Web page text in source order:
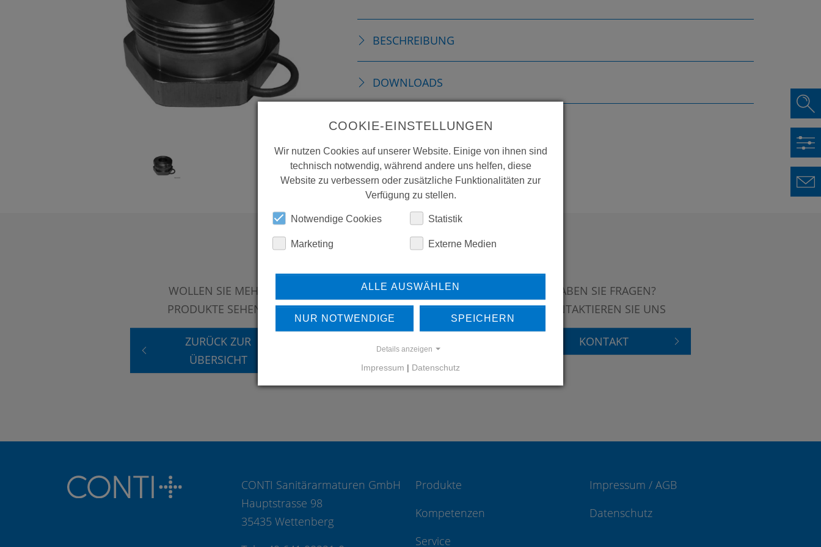
BESCHREIBUNG
DOWNLOADS
WOLLEN SIE MEHR
PRODUKTE SEHEN?
ZURÜCK ZUR
ÜBERSICHT
ERFAHREN SIE MEHR ÜBER
UNSERE REFERENZEN
HABEN SIE FRAGEN?
KONTAKTIEREN SIE UNS
KONTAKT
CONTI Sanitärarmaturen GmbH
Hauptstrasse 98
35435 Wettenberg
Produkte
Kompetenzen
Service
Impressum / AGB
Datenschutz
COOKIE-EINSTELLUNGEN
Wir nutzen Cookies auf unserer Website. Einige von ihnen sind
technisch notwendig, während andere uns helfen, diese
Website zu verbessern oder zusätzliche Funktionalitäten zur
Verfügung zu stellen.
Notwendige Cookies Statistik
Marketing Externe Medien
ALLE AUSWÄHLEN
NUR NOTWENDIGE SPEICHERN
Details anzeigen
Impressum | Datenschutz